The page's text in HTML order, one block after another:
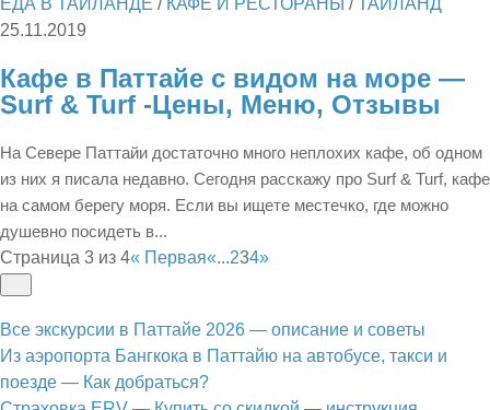
ЕДА В ТАИЛАНДЕ / КАФЕ И РЕСТОРАНЫ /ТАИЛАНД
25.11.2019
Кафе в Паттайе с видом на море —
Surf & Turf -Цены, Меню, Отзывы
На Севере Паттайи достаточно много неплохих кафе, об одном
из них я писала недавно. Сегодня расскажу про Surf & Turf, кафе
на самом берегу моря. Если вы ищете местечко, где можно
душевно посидеть в...
Страница 3 из 4« Первая«...234»
Все экскурсии в Паттайе 2026 — описание и советы
Из аэропорта Бангкока в Паттайю на автобусе, такси и
поезде — Как добраться?